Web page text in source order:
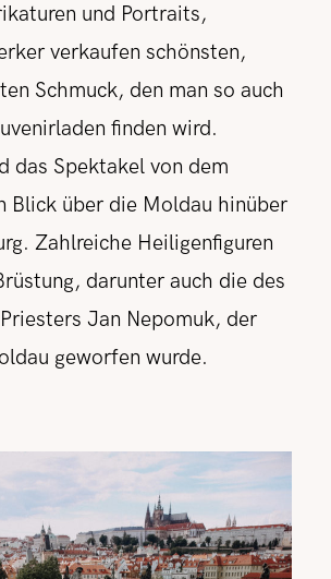
und Portraits,
verkaufen schönsten,
Schmuck, den man so auch
finden wird.
das Spektakel von dem
Blick über die Moldau hinüber
Zahlreiche Heiligenfiguren
darunter auch die des
Jan Nepomuk, der
geworfen wurde.